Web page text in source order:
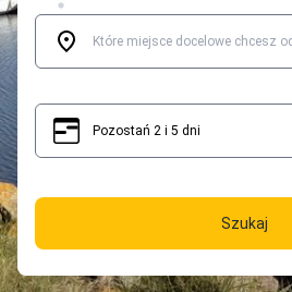
Pozostań 2 i 5 dni
Szukaj